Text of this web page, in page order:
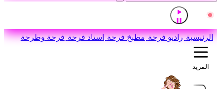
مباشر إذاعة القرآن الكريم من القاهرة
اضغط للاستماع
الرئيسية راديو فرحة مطبخ فرحة استاد فرحة فرحة وطرحة
المزيد